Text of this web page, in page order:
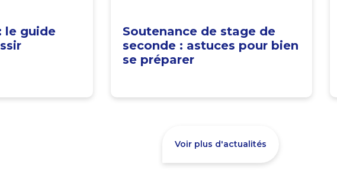
le guide
Soutenance de stage de
seconde : astuces pour bien
se préparer
Voir plus d'actualités